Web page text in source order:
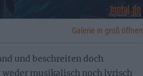
Galerie in groß öffnen
und beschreiten doch
musikalisch noch lyrisch